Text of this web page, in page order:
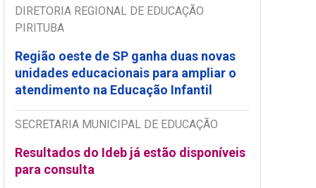
DIRETORIA REGIONAL DE EDUCAÇÃO
PIRITUBA
Região oeste de SP ganha duas novas
unidades educacionais para ampliar o
atendimento na Educação Infantil
SECRETARIA MUNICIPAL DE EDUCAÇÃO
Resultados do Ideb já estão disponíveis
para consulta